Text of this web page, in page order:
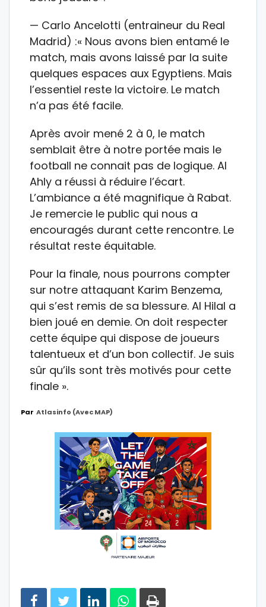
— Carlo Ancelotti (entraineur du Real
Madrid) :« Nous avons bien entamé le
match, mais avons laissé par la suite
quelques espaces aux Egyptiens. Mais
l’essentiel reste la victoire. Le match
n’a pas été facile.
Après avoir mené 2 à 0, le match
semblait être à notre portée mais le
football ne connait pas de logique. Al
Ahly a réussi à réduire l’écart.
L’ambiance a été magnifique à Rabat.
Je remercie le public qui nous a
encouragés durant cette rencontre. Le
résultat reste équitable.
Pour la finale, nous pourrons compter
sur notre attaquant Karim Benzema,
qui s’est remis de sa blessure. Al Hilal a
bien joué en demie. On doit respecter
cette équipe qui dispose de joueurs
talentueux et d’un bon collectif. Je suis
sûr qu’ils sont très motivés pour cette
finale ».
Par Atlasinfo (avec MAP)